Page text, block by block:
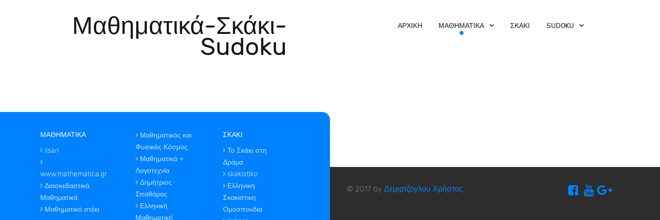
Μαθηματικά-Σκάκι-
Sudoku
ΑΡΧΙΚΗ ΜΑΘΗΜΑΤΙΚΑ ΣΚΑΚΙ SUDOKU
ΜΑΘΗΜΑΤΙΚΑ
lisari
www.mathematica.gr
Διασκεδαστικά
Μαθηματικά
Μαθηματικό στέκι
Μαθηματικός και
Φυσικός Κόσμος
Μαθηματικά +
Λογοτεχνία
Δημήτριος
Σπαθάρας
Ελληνική
Μαθηματική
ΣΚΑΚΙ
Το Σκάκι στη
Δράμα
skakistiko
Ελληνικη
Σκακιστικη
Ομοσπονδια
© 2017 by Δεμιρτζογλου Χρήστος.